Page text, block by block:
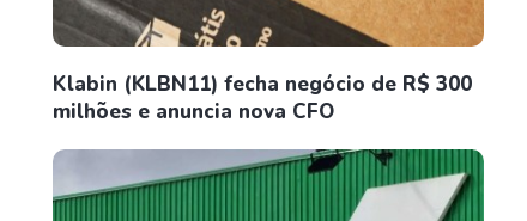
Klabin (KLBN11) fecha negócio de R$ 300
milhões e anuncia nova CFO